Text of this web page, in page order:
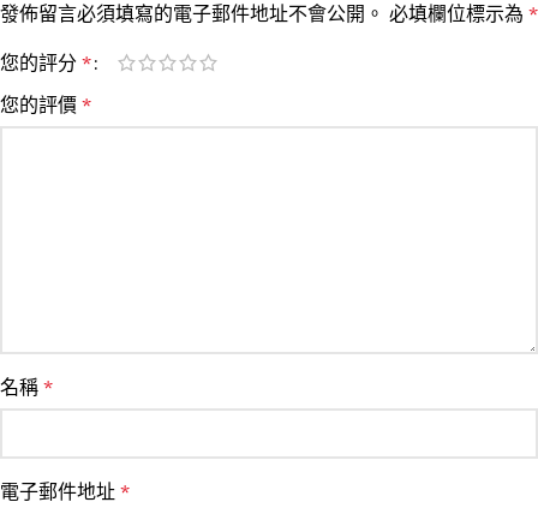
發佈留言必須填寫的電子郵件地址不會公開。 必填欄位標示為 *
您的評分 *
您的評價 *
名稱 *
電子郵件地址 *